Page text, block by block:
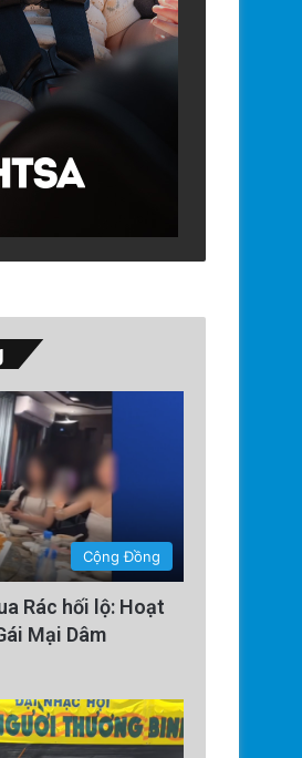
chuẩn bị va
Cú sốc vũ trụ sắp
Cộng Đồng
Rác hối lộ: Hoạt
Mại Dâm